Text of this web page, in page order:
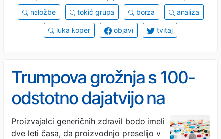
naložbe tokić grupa borza analiza
luka koper objavi tvitaj
Trumpova grožnja s 100-
odstotno dajatvijo na
generična zdravila
Proizvajalci generičnih zdravil bodo imeli
dve leti časa, da proizvodnjo preselijo v